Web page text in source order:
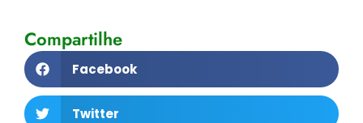
Compartilhe
Facebook
Twitter